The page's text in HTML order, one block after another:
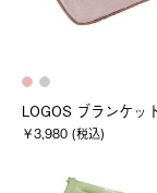
LOGOS ブランケッ
￥3,980 (税込)